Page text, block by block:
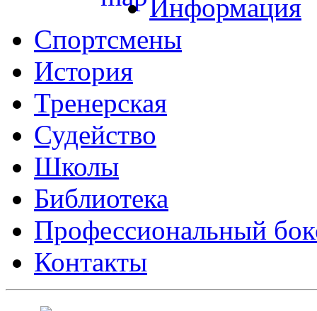
Информация
Спортсмены
История
Тренерская
Судейство
Школы
Библиотека
Профессиональный
Контакты